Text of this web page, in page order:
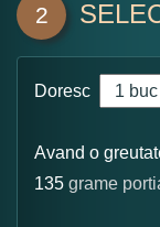
2
Doresc
Avand o
135 grame